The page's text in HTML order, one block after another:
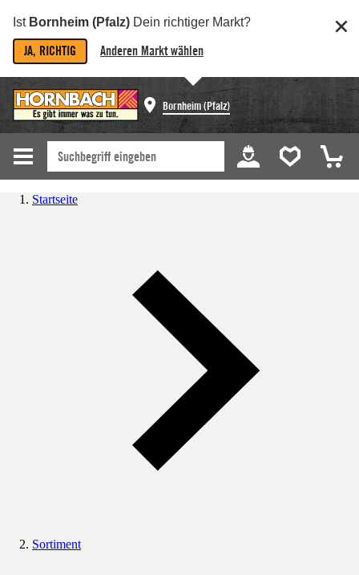
Ist Bornheim (Pfalz) Dein richtiger Markt?
JA, RICHTIG Anderen Markt wählen
Bornheim (Pfalz)
Startseite
Sortiment